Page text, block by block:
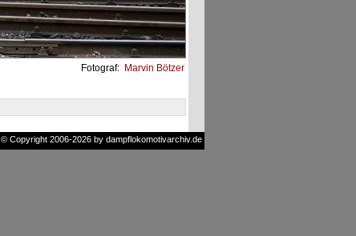
Fotograf: Marvin Bötzer
© Copyright 2006-2026 by dampflokomotivarchiv.de